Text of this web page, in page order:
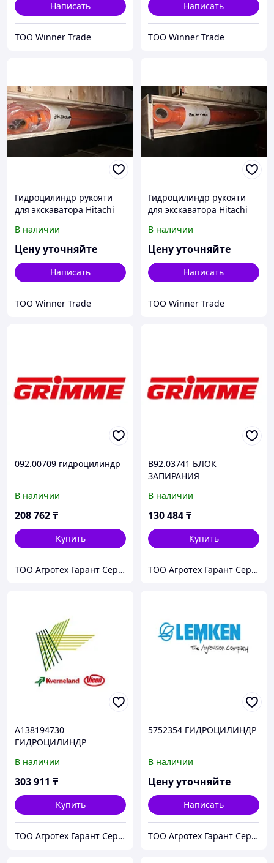
Написать
ТОО Winner Trade
Написать
ТОО Winner Trade
Гидроцилиндр рукояти
для экскаватора Hitachi
В наличии
Цену уточняйте
Написать
ТОО Winner Trade
Гидроцилиндр рукояти
для экскаватора Hitachi
В наличии
Цену уточняйте
Написать
ТОО Winner Trade
092.00709 гидроцилиндр
В наличии
208 762₸
Купить
ТОО Агротех Гарант Сервис
B92.03741 БЛОК
ЗАПИРАНИЯ
В наличии
130 484₸
Купить
ТОО Агротех Гарант Сервис
A138194730
ГИДРОЦИЛИНДР
В наличии
303 911 ₸
Купить
ТОО Агротех Гарант Сервис
5752354 ГИДРОЦИЛИНДР
В наличии
Цену уточняйте
Написать
ТОО Агротех Гарант Сервис